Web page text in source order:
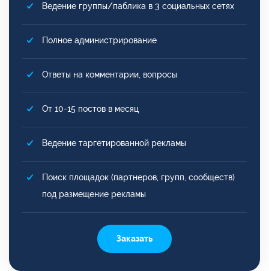
Ведение группы/паблика в 3 социальных сетях
Полное администрирование
Ответы на комментарии, вопросы
От 10-15 постов в месяц
Ведение таргетированной рекламы
Поиск площадок (партнеров, групп, сообществ)
под размещение рекламы
Заказать